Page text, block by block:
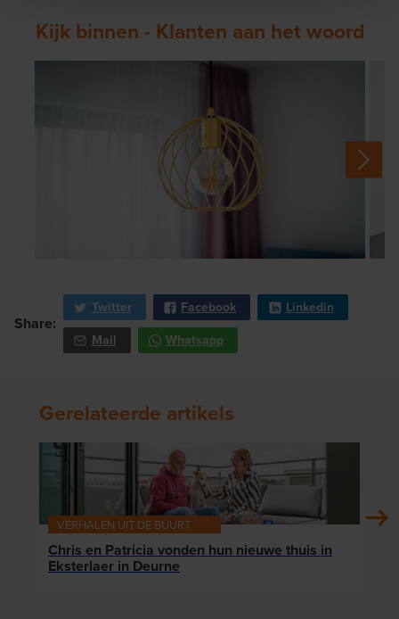
Kijk binnen - Klanten aan het woord
Share:
Twitter Facebook
Linkedin
Mail
Whatsapp
Gerelateerde artikels
VERHALEN UIT DE BUURT
Chris en Patricia vonden hun nieuwe thuis in
Eksterlaer in Deurne